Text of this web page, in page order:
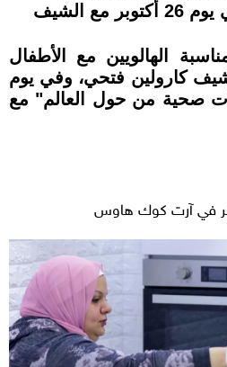
والصوصات المميزة في يوم 26 أكتوبر مع الشيف
الهالويين مع الأطفال
مع شيف كارولين فتحي، وفي يوم
صحية من حول العالم" مع
في آرت كوك هاوس